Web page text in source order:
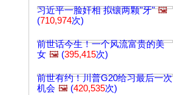
习近平一脸奸相 拟镶两颗"牙" 🖼️
(710,974次)
前世话今生！一个风流富贵的美
女 🖼️ (395,415次)
前世有约！川普G20给习最后一次
机会 🖼️ (420,535次)